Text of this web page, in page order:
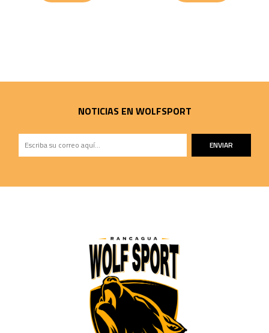
NOTICIAS EN WOLFSPORT
ENVIAR